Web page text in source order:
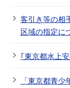
客引き等の相
区域の指定に
｢東京都水上
「東京都青